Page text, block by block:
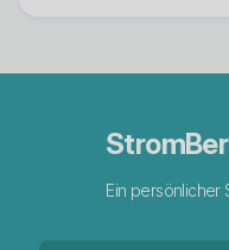
Ein persönlicher